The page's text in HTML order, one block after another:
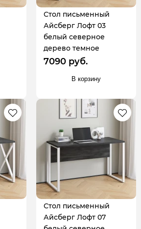
Стол письменный
Айсберг Лофт 03
белый северное
дерево темное
7090 руб.
В корзину
Стол письменный
Айсберг Лофт 07